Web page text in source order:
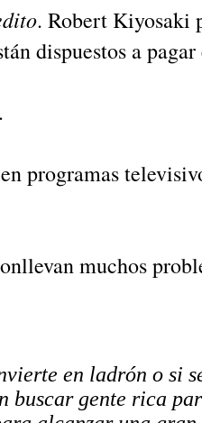
. Robert Kiyosaki
dispuestos a
programas
muchos
en ladrón o si
buscar gente rica